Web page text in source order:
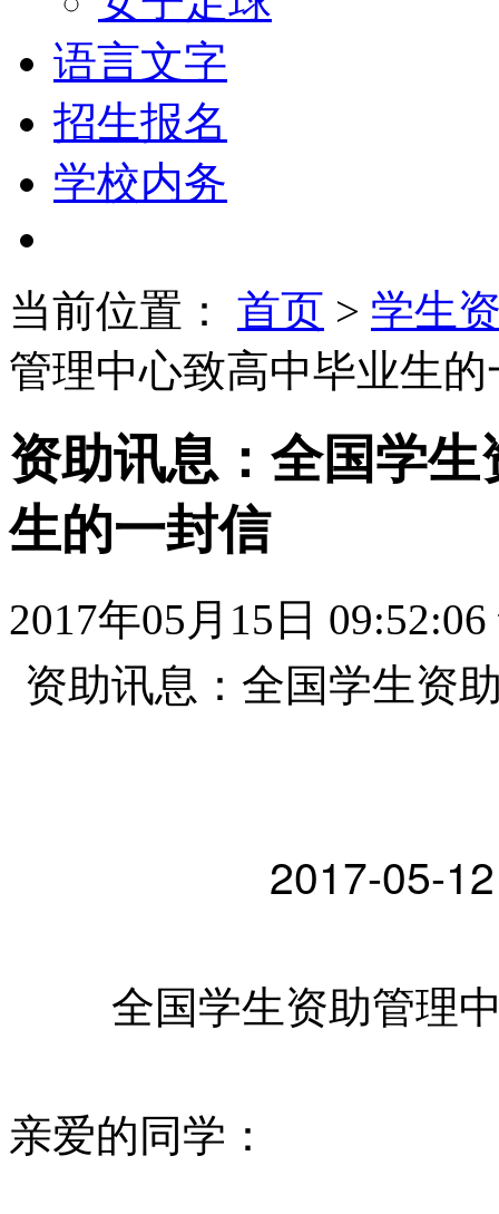
语言文字
招生报名
学校内务
当前位置： 首页 > 学生
管理中心致高中毕业生的
资助讯息：全国学
生的一封信
2017年05月15日 09:52:06
资助讯息：全国学生资
2017-05-
全国学生资助管理
亲爱的同学：